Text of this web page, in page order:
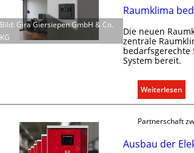
U
n
t
e
g
r
ü
n
e
k
m
m
u
i
k
a
t
o
Bild: Gira Giersiepen GmbH & Co.
KG
Raumklima
Die neuen
zentrale
bedarfsgerechte
System bereit.
Weiterlesen:
R
u
m
Partnerschaft
Ausbau der